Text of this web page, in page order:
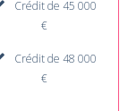
Crédit de 45 000
€
Crédit de 48 000
€